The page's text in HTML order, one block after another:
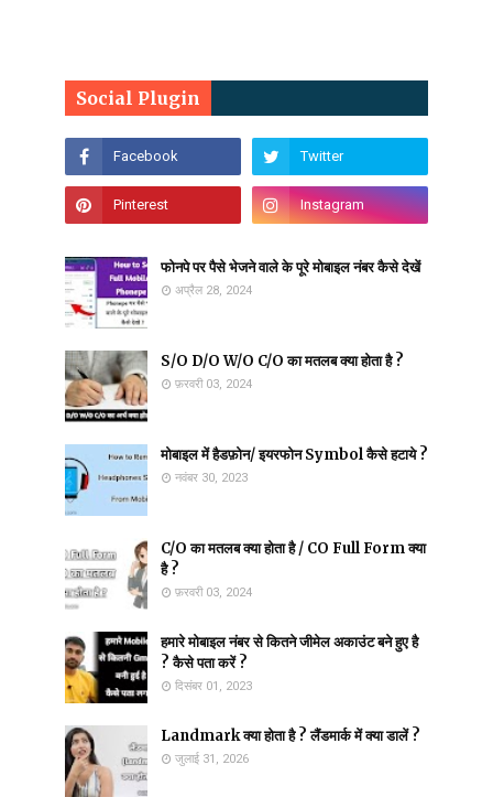
Social Plugin
फोनपे पर पैसे भेजने वाले के पूरे मोबाइल नंबर कैसे देखें
अप्रैल 28, 2024
S/O D/O W/O C/O का मतलब क्या होता है ?
फ़रवरी 03, 2024
मोबाइल में हैडफ़ोन/ इयरफोन Symbol कैसे हटाये ?
नवंबर 30, 2023
C/O का मतलब क्या होता है / CO Full Form क्या
है ?
फ़रवरी 03, 2024
हमारे मोबाइल नंबर से कितने जीमेल अकाउंट बने हुए है
? कैसे पता करें ?
दिसंबर 01, 2023
Landmark क्या होता है ? लैंडमार्क में क्या डालें ?
जुलाई 31, 2026